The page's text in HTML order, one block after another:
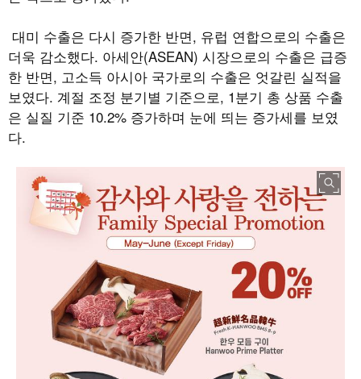
대미 수출은 다시 증가한 반면, 유럽 연합으로의 수출은
더욱 감소했다. 아세안(ASEAN) 시장으로의 수출은 급증
한 반면, 고소득 아시아 국가로의 수출은 엇갈린 실적을
보였다. 계절 조정 분기별 기준으로, 1분기 총 상품 수출
은 실질 기준 10.2% 증가하며 눈에 띄는 증가세를 보였
다.